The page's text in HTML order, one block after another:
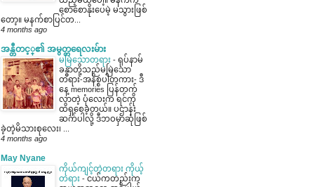
စောစောနိုးပေမဲ့ မသွားဖြစ်
တော့။ မနက်စာပြင်တ...
4 months ago
အန္တီတင့္၏ အမွတ္တရေလးမ်ား
မမြဲသောတရား - ရုပ်နာမ်
ခန္ဓာတို့သည်မမြဲ​သော
တရား-အနိစ္စပါတကား- ဒီ​
နေ့ memories ပြန်တက်
လာတဲ့ ပုံ​လေး​က ရင်ကို
ထိရှစေခဲ့တယ်။ ပဌာန်း
ဆက်ပါလို့ ဒီဘဝမှာဆုံဖြစ်
ခဲ့တဲ့မိသားစုလေး၊ ...
4 months ago
May Nyane
ကိုယ်ကျင့်တဲ့တရား ကိုယ့်
တရား -ငယ်ကတည်းက